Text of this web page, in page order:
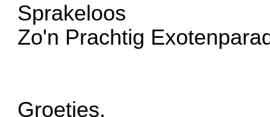
Sprakeloos
Zo'n Prachtig
Groetjes,